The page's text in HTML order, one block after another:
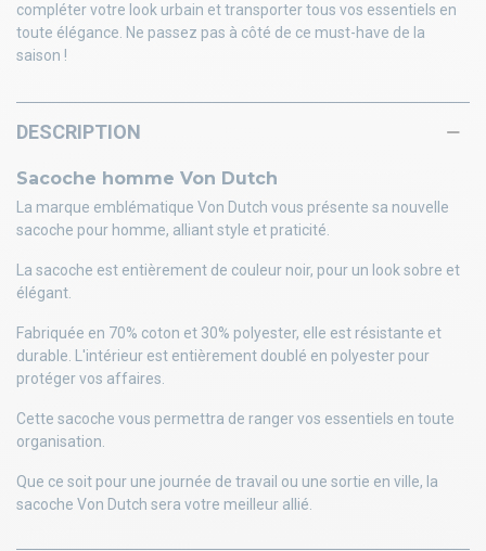
compléter votre look urbain et transporter tous vos essentiels en
toute élégance. Ne passez pas à côté de ce must-have de la
saison !
DESCRIPTION
Sacoche homme Von Dutch
La marque emblématique Von Dutch vous présente sa nouvelle
sacoche pour homme, alliant style et praticité.
La sacoche est entièrement de couleur noir, pour un look sobre et
élégant.
Fabriquée en 70% coton et 30% polyester, elle est résistante et
durable. L'intérieur est entièrement doublé en polyester pour
protéger vos affaires.
Cette sacoche vous permettra de ranger vos essentiels en toute
organisation.
Que ce soit pour une journée de travail ou une sortie en ville, la
sacoche Von Dutch sera votre meilleur allié.